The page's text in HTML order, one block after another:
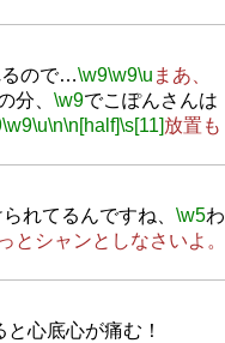
るので…\w9\w9\u まあ、
分、 \w9でこぽんさんは
\w9\u\n\n[half]\s[11]放置も
れてるんですね、 \w5わ
とシャンとしなさいよ。
心底心が痛む！